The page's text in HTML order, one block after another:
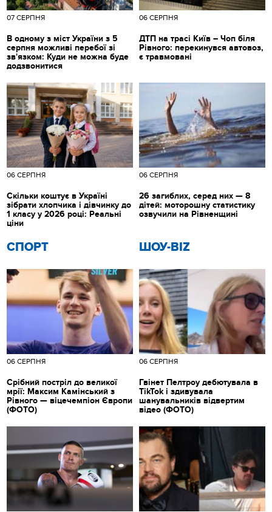
07 СЕРПНЯ
В одному з міст України з 5
серпня можливі перебої зі
зв'язком: Куди не можна буде
додзвонитися
06 СЕРПНЯ
ДТП на трасі Київ – Чоп біля
Рівного: перекинувся автовоз,
є травмовані
СПОРТ
06 СЕРПНЯ
Срібний постріл до великої
мрії: Максим Камінський з
Рівного — віцечемпіон Європи
(ФОТО)
ШОУ-BIZ
06 СЕРПНЯ
Гвінет Пелтроу дебютувала в
TikTok і здивувала
шанувальників відвертим
відео (ФОТО)
06 СЕРПНЯ
Скільки коштує в Україні
зібрати хлопчика і дівчинку до
1 класу у 2026 році: Реальні
ціни
06 СЕРПНЯ
26 загиблих, серед них — 8
дітей: моторошну статистику
озвучили на Рівненщині